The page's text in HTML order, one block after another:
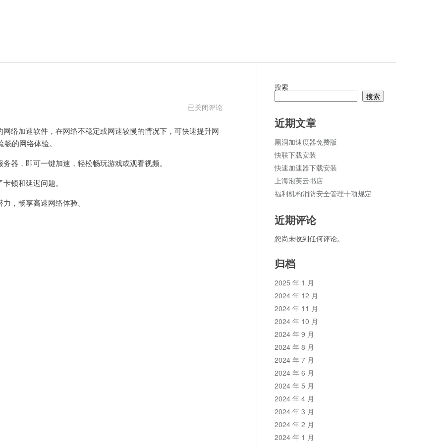
加
国
已关闭评论
加速软件，在网络不稳定或网速较慢的情况下，可快速提升网
的网络体验。
，即可一键加速，轻松畅玩游戏或观看视频。
顿和延迟问题。
畅享高速网络体验。
搜索
搜索
近期文章
黑洞加速度器免费版
快联下载安装
快速加速器下载安装
上海泡芙云书店
福利机构消防安全管理十项规定
近期评论
您尚未收到任何评论。
归档
2025 年 1 月
2024 年 12 月
2024 年 11 月
2024 年 10 月
2024 年 9 月
2024 年 8 月
2024 年 7 月
2024 年 6 月
2024 年 5 月
2024 年 4 月
2024 年 3 月
2024 年 2 月
2024 年 1 月